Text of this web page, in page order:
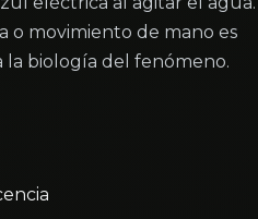
o movimiento de mano es
la biología del fenómeno.